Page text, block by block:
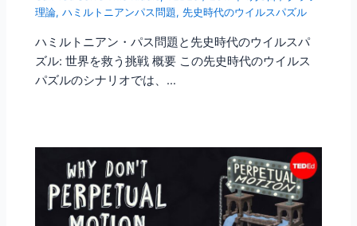
理論,ハミルトニアンパス問題,先史時代のウイルスパズル
ハミルトニアン・パス問題と先史時代のウイルスパ
ズル: 世界を救う挑戦 概要 この先史時代のウイルス
パズルのシナリオでは、…